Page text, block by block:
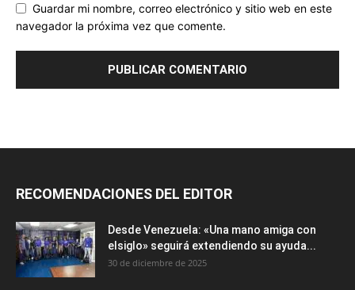
Guardar mi nombre, correo electrónico y sitio web en este
navegador la próxima vez que comente.
RECOMENDACIONES DEL EDITOR
Desde Venezuela: «Una mano amiga con
elsiglo» seguirá extendiendo su ayuda...
30 de diciembre de 2025